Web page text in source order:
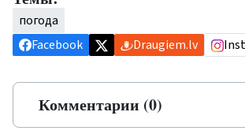
погода
Facebook
Draugiem.lv
Комментарии (0)